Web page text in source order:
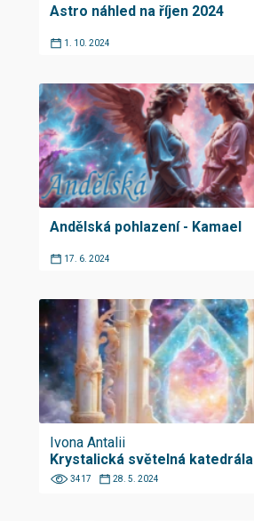
Astro náhled na říjen 2024
1. 10. 2024
Andělská pohlazení - Kamael
17. 6. 2024
Ivona Antalii
Krystalická světelná katedrála
3417 28. 5. 2024